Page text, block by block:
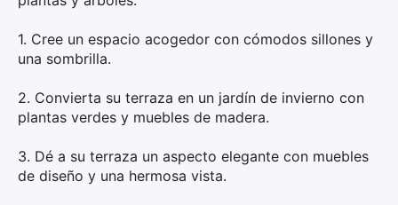
1. Cree un espacio acogedor con cómodos sillones y
una sombrilla.
2. Convierta su terraza en un jardín de invierno con
plantas verdes y muebles de madera.
3. Dé a su terraza un aspecto elegante con muebles
de diseño y una hermosa vista.